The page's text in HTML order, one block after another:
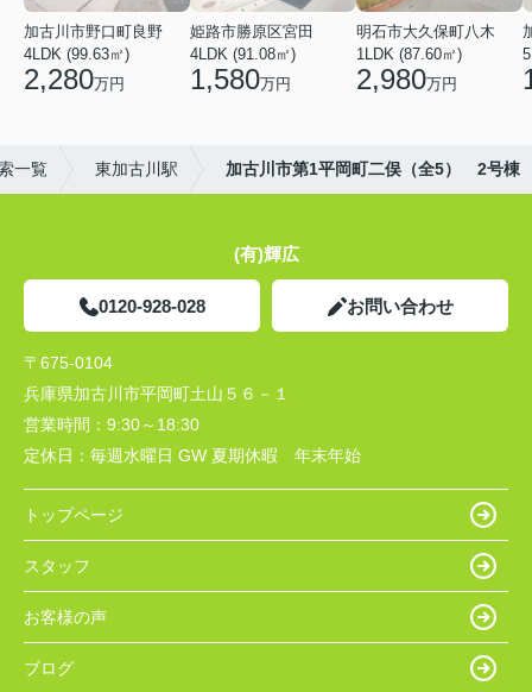
加古川市野口町良野
4LDK (99.63㎡)
2,280万円
姫路市勝原区宮田
4LDK (91.08㎡)
1,580万円
明石市大久保町八木
1LDK (87.60㎡)
2,980万円
一覧 東加古川駅 加古川市第1平岡町二俣（全5） 2号棟
(有)輝広
0120-928-028 お問い合わせ
〒675-0104
兵庫県加古川市平岡町土山５６－１
営業時間： 9:30～18:30
定休日： 毎週水曜日 GW 夏期休暇 年末年始
トップページ
スタッフ
お客様の声
ブログ